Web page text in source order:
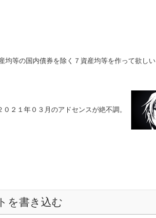
均等の国内債券を除く７資産均等を作って欲しい
０２１年０３月のアドセンスが絶不調。
を書き込む